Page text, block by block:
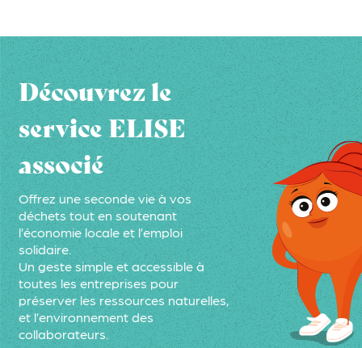
Découvrez le
service ELISE
associé
Offrez une seconde vie à vos
déchets tout en soutenant
l’économie locale et l’emploi
solidaire.
Un geste simple et accessible à
toutes les entreprises pour
préserver les ressources naturelles,
et l’environnement des
collaborateurs.